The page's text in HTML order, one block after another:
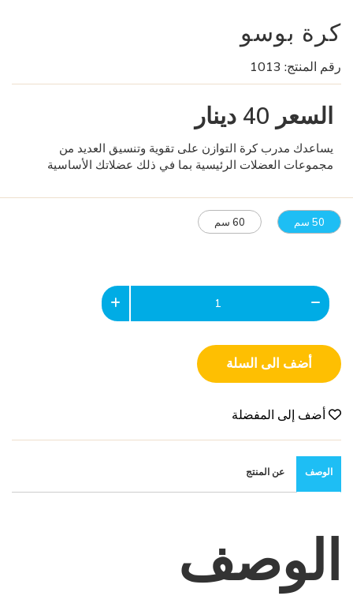
كرة بوسو
رقم المنتج: 1013
السعر 40 دينار
يساعدك مدرب كرة التوازن على تقوية وتنسيق العديد من
مجموعات العضلات الرئيسية بما في ذلك عضلاتك الأساسية
50 سم 60 سم
أضف الى السلة
أضف إلى المفضلة
الوصف عن المنتج
الوصف